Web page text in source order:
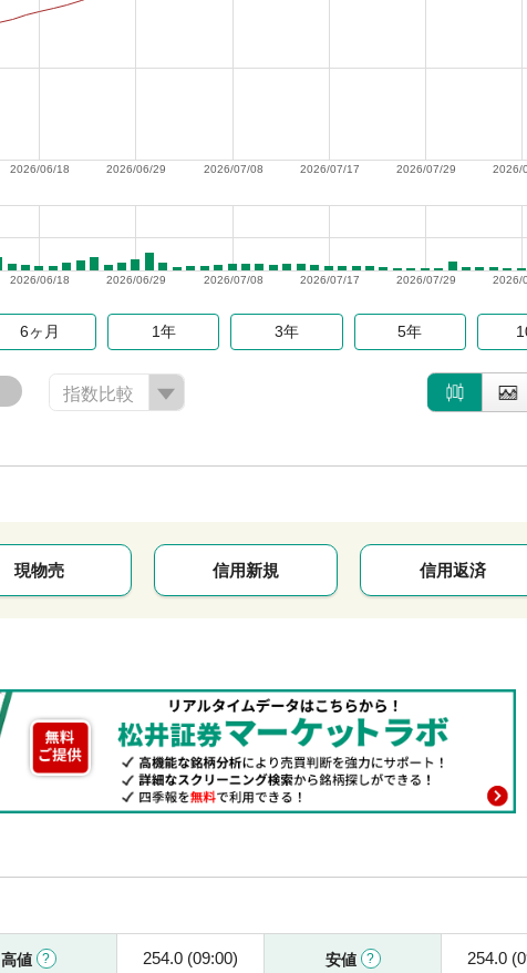
2026/
2026/07/29
2026/07/17
2026/07/08
2026/06/29
2026/06/18
2026/
2026/07/29
2026/07/17
2026/07/08
2026/06/29
2026/06/18
6ヶ月 1年 3年 5年
指数比較
現物売 信用新規 信用返済
高値 254.0 (09:00) 安値 254.0